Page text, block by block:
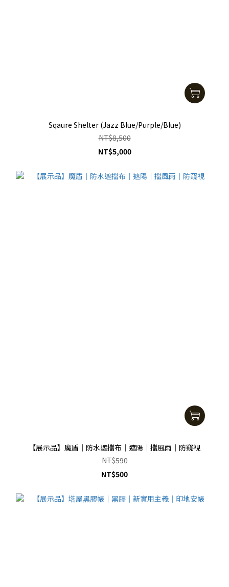
Sqaure Shelter (Jazz Blue/Purple/Blue)
NT$8,500
NT$5,000
【展示品】魔盾｜防水遮擋布｜遮陽｜擋風雨｜防窺視
NT$590
NT$500